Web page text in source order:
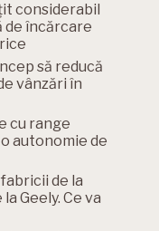
considerabil
încărcare
să reducă
vânzări în
cu range
autonomie de
de la
Geely. Ce va